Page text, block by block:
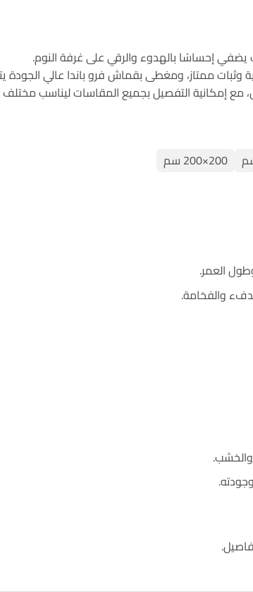
إحساسًا بالهدوء والرقي على غرفة النوم.
مع إمكانية التفصيل بجميع المقاسات ليناسب
200×200 سم
والفخامة.
والخشب.